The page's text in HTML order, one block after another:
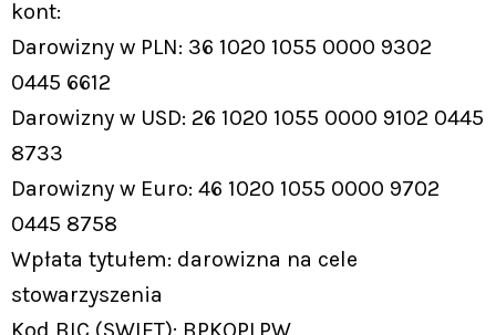
kont:
Darowizny w PLN: 36 1020 1055 0000 9302
0445 6612
Darowizny w USD: 26 1020 1055 0000 9102 0445
8733
Darowizny w Euro: 46 1020 1055 0000 9702
0445 8758
Wpłata tytułem: darowizna na cele
stowarzyszenia